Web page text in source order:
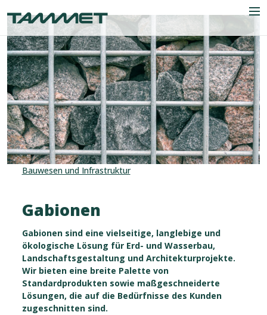
Das Unternehmen
Industrien
Produkte
Referenzen
Bauwesen und Infrastruktur
Gabionen
Gabionen sind eine vielseitige, langlebige und
ökologische Lösung für Erd- und Wasserbau,
Landschaftsgestaltung und Architekturprojekte.
Wir bieten eine breite Palette von
Standardprodukten sowie maßgeschneiderte
Lösungen, die auf die Bedürfnisse des Kunden
zugeschnitten sind.